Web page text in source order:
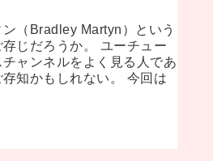
（Bradley Martyn）という
じだろうか。 ユーチュー
ャンネルをよく見る人であ
知かもしれない。 今回は